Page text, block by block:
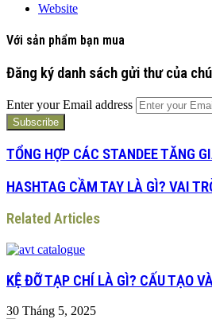
Website
Với sản phẩm bạn mua
Đăng ký danh sách gửi thư của
Enter your Email address
TỔNG HỢP CÁC STANDEE TĂNG
HASHTAG CẦM TAY LÀ GÌ? VAI
Related Articles
KỆ ĐỠ TẠP CHÍ LÀ GÌ? CẤU TẠO
30 Tháng 5, 2025